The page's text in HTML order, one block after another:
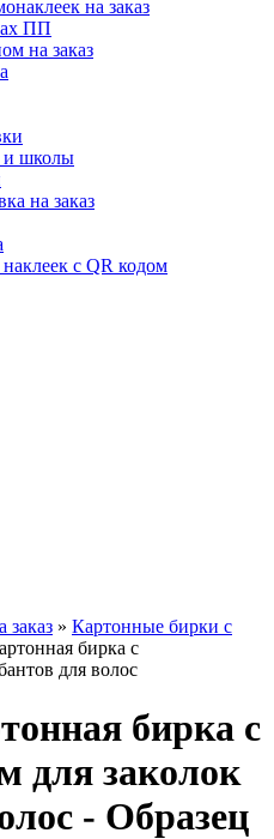
на заказ
ПП
на заказ
и школы
на заказ
с QR кодом
заказ » Картонные бирки с
бирка с
для волос
бирка с
для заколок
- Образец